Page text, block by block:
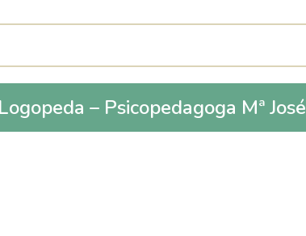
Logopeda – Psicopedagoga Mª José